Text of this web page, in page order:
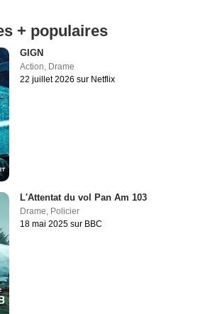
+ populaires
GIGN
Action, Drame
22 juillet 2026 sur Netflix
L'Attentat du vol Pan Am 103
Drame Policier
18 mai 2025 sur BBC